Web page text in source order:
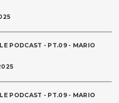
PODCAST - PT.09 - MARIO
PODCAST - PT.09 - MARIO